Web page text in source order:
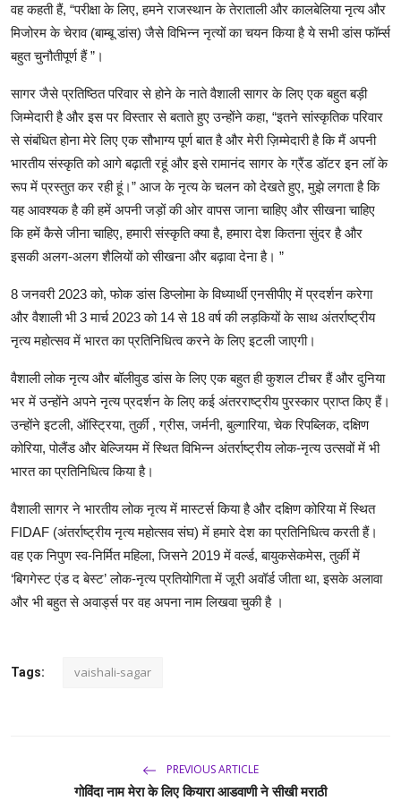
वह कहती हैं, “परीक्षा के लिए, हमने राजस्थान के तेराताली और कालबेलिया नृत्य और
मिजोरम के चेराव (बाम्बू डांस) जैसे विभिन्न नृत्यों का चयन किया है ये सभी डांस फॉर्म्स
बहुत चुनौतीपूर्ण हैं ”।
सागर जैसे प्रतिष्ठित परिवार से होने के नाते वैशाली सागर के लिए एक बहुत बड़ी
जिम्मेदारी है और इस पर विस्तार से बताते हुए उन्होंने कहा, “इतने सांस्कृतिक परिवार
से संबंधित होना मेरे लिए एक सौभाग्य पूर्ण बात है और मेरी ज़िम्मेदारी है कि मैं अपनी
भारतीय संस्कृति को आगे बढ़ाती रहूं और इसे रामानंद सागर के ग्रैंड डॉटर इन लॉ के
रूप में प्रस्तुत कर रही हूं।” आज के नृत्य के चलन को देखते हुए, मुझे लगता है कि
यह आवश्यक है की हमें अपनी जड़ों की ओर वापस जाना चाहिए और सीखना चाहिए
कि हमें कैसे जीना चाहिए, हमारी संस्कृति क्या है, हमारा देश कितना सुंदर है और
इसकी अलग-अलग शैलियों को सीखना और बढ़ावा देना है। ”
8 जनवरी 2023 को, फोक डांस डिप्लोमा के विध्यार्थी एनसीपीए में प्रदर्शन करेगा
और वैशाली भी 3 मार्च 2023 को 14 से 18 वर्ष की लड़कियों के साथ अंतर्राष्ट्रीय
नृत्य महोत्सव में भारत का प्रतिनिधित्व करने के लिए इटली जाएगी।
वैशाली लोक नृत्य और बॉलीवुड डांस के लिए एक बहुत ही कुशल टीचर हैं और दुनिया
भर में उन्होंने अपने नृत्य प्रदर्शन के लिए कई अंतरराष्ट्रीय पुरस्कार प्राप्त किए हैं।
उन्होंने इटली, ऑस्ट्रिया, तुर्की , ग्रीस, जर्मनी, बुल्गारिया, चेक रिपब्लिक, दक्षिण
कोरिया, पोलैंड और बेल्जियम में स्थित विभिन्न अंतर्राष्ट्रीय लोक-नृत्य उत्सवों में भी
भारत का प्रतिनिधित्व किया है।
वैशाली सागर ने भारतीय लोक नृत्य में मास्टर्स किया है और दक्षिण कोरिया में स्थित
FIDAF (अंतर्राष्ट्रीय नृत्य महोत्सव संघ) में हमारे देश का प्रतिनिधित्व करती हैं।
वह एक निपुण स्व-निर्मित महिला, जिसने 2019 में वर्ल्ड, बायुकसेकमेस, तुर्की में
‘बिगगेस्ट एंड द बेस्ट’ लोक-नृत्य प्रतियोगिता में जूरी अवॉर्ड जीता था, इसके अलावा
और भी बहुत से अवार्ड्स पर वह अपना नाम लिखवा चुकी है ।
Tags: vaishali-sagar
PREVIOUS ARTICLE
गोविंदा नाम मेरा के लिए कियारा आडवाणी ने सीखी मराठी